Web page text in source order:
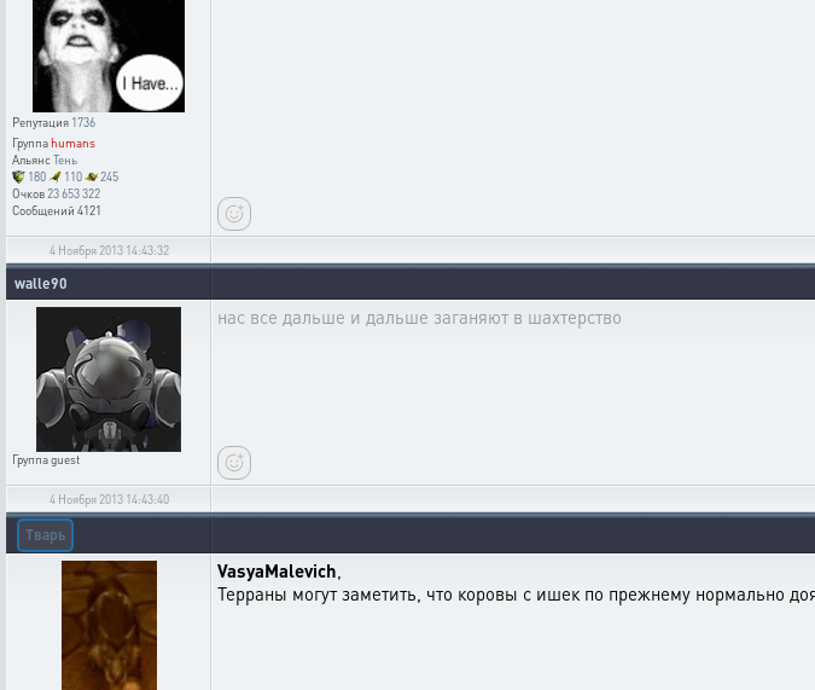
Репутация 1736
Группаhumans
АльянсТень
180
110
245
Очков23 653 322
Сообщений 4121
4 Ноября 2013 14:43:32
walle90
Группаguest
нас все дальше и дальше заганяют в шахтерство
4 Ноября 2013 14:43:40
Тварь
VasyaMalevich,
Терраны могут заметить, что коровы с ишек по прежнему нормально